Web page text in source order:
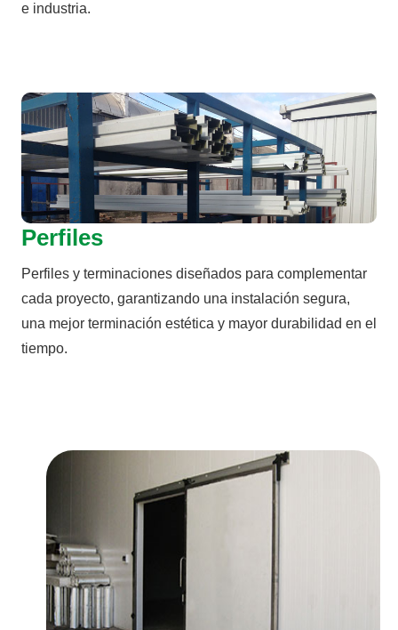
e industria.
Perfiles
Perfiles y terminaciones diseñados para complementar
cada proyecto, garantizando una instalación segura,
una mejor terminación estética y mayor durabilidad en el
tiempo.